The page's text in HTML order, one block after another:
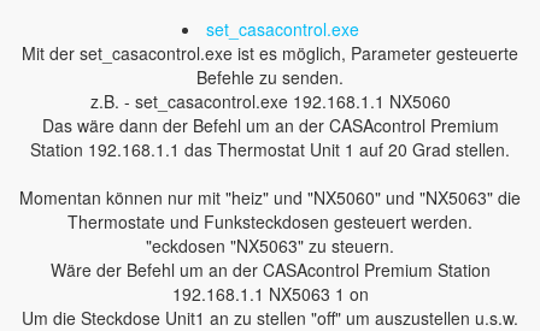
set_casacontrol.exe
Mit der set_casacontrol.exe ist es möglich, Parameter gesteuerte
Befehle zu senden.
z.B. - set_casacontrol.exe 192.168.1.1 NX5060
Das wäre dann der Befehl um an der CASAcontrol Premium
Station 192.168.1.1 das Thermostat Unit 1 auf 20 Grad stellen.
Momentan können nur mit "heiz" und "NX5060" und "NX5063" die
Thermostate und Funksteckdosen gesteuert werden.
"eckdosen "NX5063" zu steuern.
Wäre der Befehl um an der CASAcontrol Premium Station
192.168.1.1 NX5063 1 on
Um die Steckdose Unit1 an zu stellen "off" um auszustellen u.s.w.